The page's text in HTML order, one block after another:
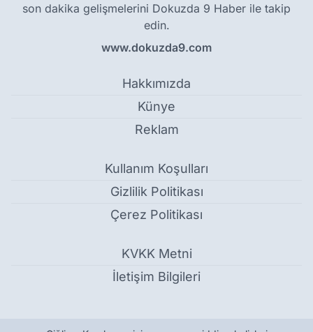
son dakika gelişmelerini Dokuzda 9 Haber ile takip
edin.
www.dokuzda9.com
Hakkımızda
Künye
Reklam
Kullanım Koşulları
Gizlilik Politikası
Çerez Politikası
KVKK Metni
İletişim Bilgileri